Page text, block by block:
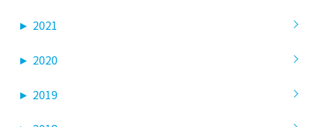
► 2021
► 2020
► 2019